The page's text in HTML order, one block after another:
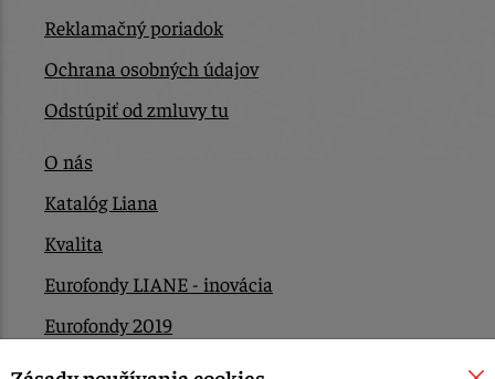
Reklamačný poriadok
Ochrana osobných údajov
Odstúpiť od zmluvy tu
O nás
Katalóg Liana
Kvalita
Eurofondy LIANE - inovácia
Eurofondy 2019
Eurofondy 2022/2023